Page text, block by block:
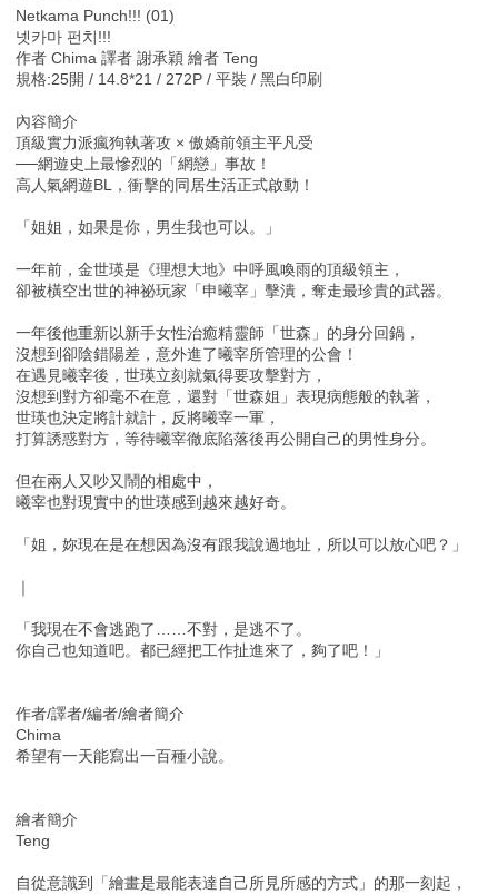
Netkama Punch!!! (01)
넷카마 펀치!!!
作者 Chima 譯者 謝承穎 繪者 Teng
規格:25開 / 14.8*21 / 272P / 平裝 / 黑白印刷
內容簡介
頂級實力派瘋狗執著攻 × 傲嬌前領主平凡受
──網遊史上最慘烈的「網戀」事故！
高人氣網遊BL，衝擊的同居生活正式啟動！
「姐姐，如果是你，男生我也可以。」
一年前，金世瑛是《理想大地》中呼風喚雨的頂級領主，
卻被橫空出世的神祕玩家「申曦宰」擊潰，奪走最珍貴的武器。
一年後他重新以新手女性治癒精靈師「世森」的身分回鍋，
沒想到卻陰錯陽差，意外進了曦宰所管理的公會！
在遇見曦宰後，世瑛立刻就氣得要攻擊對方，
沒想到對方卻毫不在意，還對「世森姐」表現病態般的執著，
世瑛也決定將計就計，反將曦宰一軍，
打算誘惑對方，等待曦宰徹底陷落後再公開自己的男性身分。
但在兩人又吵又鬧的相處中，
曦宰也對現實中的世瑛感到越來越好奇。
「姐，妳現在是在想因為沒有跟我說過地址，所以可以放心吧？」
｜
「我現在不會逃跑了……不對，是逃不了。
你自己也知道吧。都已經把工作扯進來了，夠了吧！」
作者/譯者/編者/繪者簡介
Chima
希望有一天能寫出一百種小說。
繪者簡介
Teng
自從意識到「繪畫是最能表達自己所見所感的方式」的那一刻起，